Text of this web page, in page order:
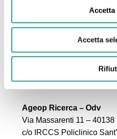
Accetta
Ageop Ricerca – Odv
Via Massarenti 11 –
c/o IRCCS Policlinico